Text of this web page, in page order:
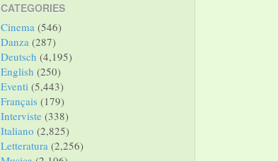
CATEGORIES
Cinema (546)
Danza (287)
Deutsch (4,195)
English (250)
Eventi (5,443)
Français (179)
Interviste (338)
Italiano (2,825)
Letteratura (2,256)